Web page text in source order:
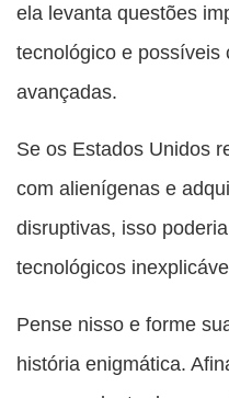
ela levanta questões
tecnológico e possíveis
avançadas.
Se os Estados Unidos
com alienígenas e
disruptivas, isso
tecnológicos
Pense nisso e forme
história enigmática.